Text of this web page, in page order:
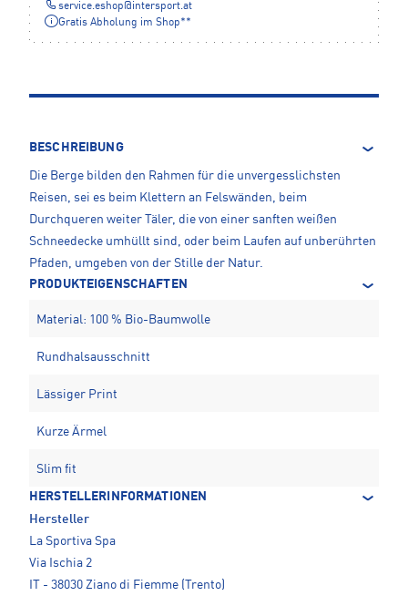
service.eshop@intersport.at
Gratis Abholung im Shop**
BESCHREIBUNG
Die Berge bilden den Rahmen für die unvergesslichsten
Reisen, sei es beim Klettern an Felswänden, beim
Durchqueren weiter Täler, die von einer sanften weißen
Schneedecke umhüllt sind, oder beim Laufen auf unberührten
Pfaden, umgeben von der Stille der Natur.
PRODUKTEIGENSCHAFTEN
Material: 100 % Bio-Baumwolle
Rundhalsausschnitt
Lässiger Print
Kurze Ärmel
Slim fit
HERSTELLERINFORMATIONEN
Hersteller
La Sportiva Spa
Via Ischia 2
IT - 38030 Ziano di Fiemme (Trento)